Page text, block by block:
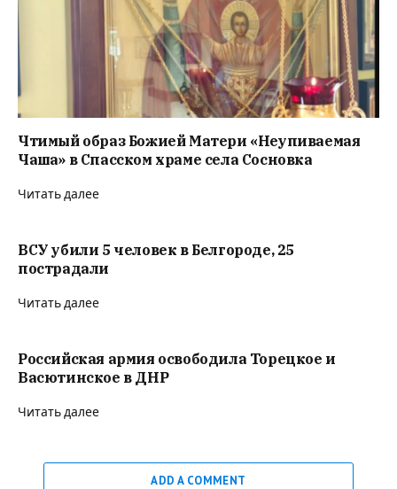
Чтимый образ Божией Матери «Неупиваемая
Чаша» в Спасском храме села Сосновка
Читать далее
ВСУ убили 5 человек в Белгороде, 25
пострадали
Читать далее
Российская армия освободила Торецкое и
Васютинское в ДНР
Читать далее
ADD A COMMENT